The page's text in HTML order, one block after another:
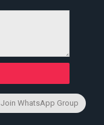
Join WhatsApp Group